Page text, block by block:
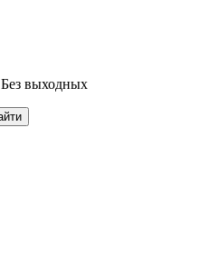
Без выходных